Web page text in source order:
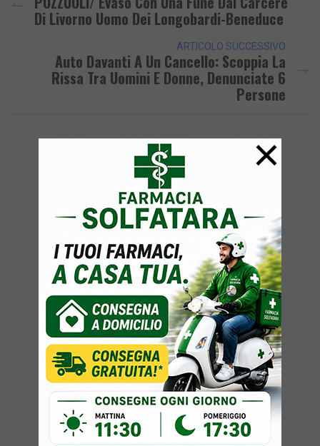
Di Livorno Uomo Dei Longobardi-Beneduce
ARTICOLO SUCCESSIVO
Auto Davanti A Un Cancello: Scoppia La
Rissa Tra Uomini E Donne, Denunciate 6
Persone
×